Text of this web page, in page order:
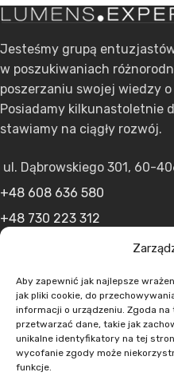
Aby zapewnić jak najlepsze
jak pliki cookie, do
informacji o urządzeniu. Zgoda
przetwarzać dane, takie jak
unikalne identyfikatory na tej
wycofanie zgody może
funkcje.
Jesteśmy grupą
w poszukiwaniach
poszerzaniu swojej wiedzy
Posiadamy kilkunastoletnie
stawiamy na ciągły rozwój.
ul. Dąbrowskiego 301, 60-
+48 608 636 580
+48 730 223 312
MENU